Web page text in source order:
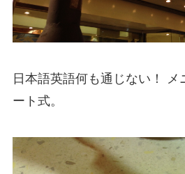
日本語英語何も通じない！ メ
ート式。